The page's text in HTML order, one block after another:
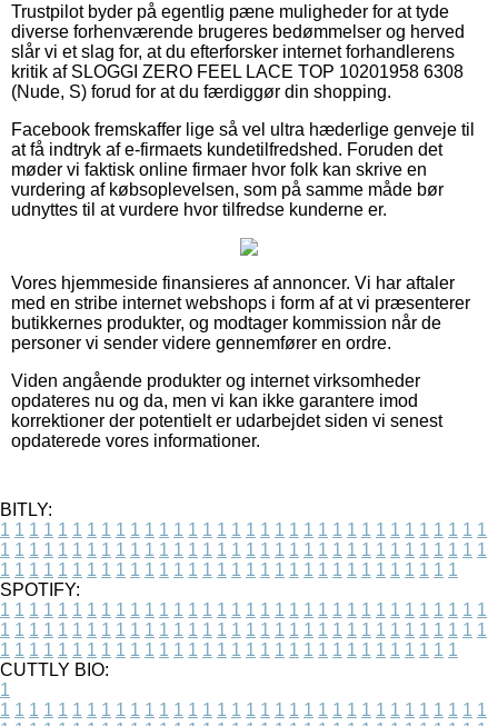
Trustpilot byder på egentlig pæne muligheder for at tyde
diverse forhenværende brugeres bedømmelser og herved
slår vi et slag for, at du efterforsker internet forhandlerens
kritik af SLOGGI ZERO FEEL LACE TOP 10201958 6308
(Nude, S) forud for at du færdiggør din shopping.
Facebook fremskaffer lige så vel ultra hæderlige genveje til
at få indtryk af e-firmaets kundetilfredshed. Foruden det
møder vi faktisk online firmaer hvor folk kan skrive en
vurdering af købsoplevelsen, som på samme måde bør
udnyttes til at vurdere hvor tilfredse kunderne er.
Vores hjemmeside finansieres af annoncer. Vi har aftaler
med en stribe internet webshops i form af at vi præsenterer
butikkernes produkter, og modtager kommission når de
personer vi sender videre gennemfører en ordre.
Viden angående produkter og internet virksomheder
opdateres nu og da, men vi kan ikke garantere imod
korrektioner der potentielt er udarbejdet siden vi senest
opdaterede vores informationer.
BITLY:
1 1 1 1 1 1 1 1 1 1 1 1 1 1 1 1 1 1 1 1 1 1 1 1 1 1 1 1 1 1 1 1 1 1
1 1 1 1 1 1 1 1 1 1 1 1 1 1 1 1 1 1 1 1 1 1 1 1 1 1 1 1 1 1 1 1 1 1
1 1 1 1 1 1 1 1 1 1 1 1 1 1 1 1 1 1 1 1 1 1 1 1 1 1 1 1 1 1 1 1
SPOTIFY:
1 1 1 1 1 1 1 1 1 1 1 1 1 1 1 1 1 1 1 1 1 1 1 1 1 1 1 1 1 1 1 1 1 1
1 1 1 1 1 1 1 1 1 1 1 1 1 1 1 1 1 1 1 1 1 1 1 1 1 1 1 1 1 1 1 1 1 1
1 1 1 1 1 1 1 1 1 1 1 1 1 1 1 1 1 1 1 1 1 1 1 1 1 1 1 1 1 1 1 1
CUTTLY BIO:
1
1 1 1 1 1 1 1 1 1 1 1 1 1 1 1 1 1 1 1 1 1 1 1 1 1 1 1 1 1 1 1 1 1 1